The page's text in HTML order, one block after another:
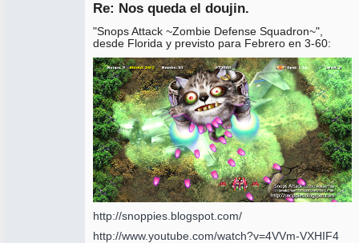
Re: Nos queda el doujin.
"Snops Attack ~Zombie Defense Squadron~",
desde Florida y previsto para Febrero en 3-60:
http://snoppies.blogspot.com/
http://www.youtube.com/watch?v=4VVm-VXHIF4